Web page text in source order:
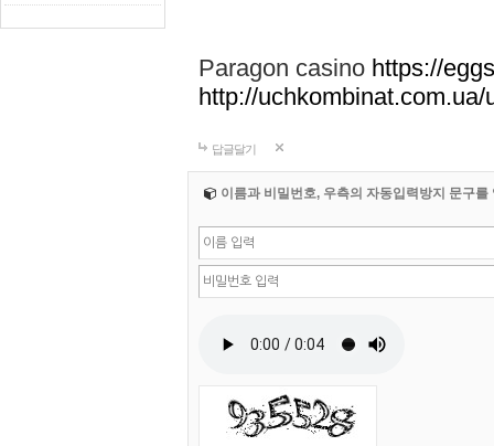
Paragon casino https://
http://
답글달기
이름과 비밀번호, 우측의 자동입력방지 문구를